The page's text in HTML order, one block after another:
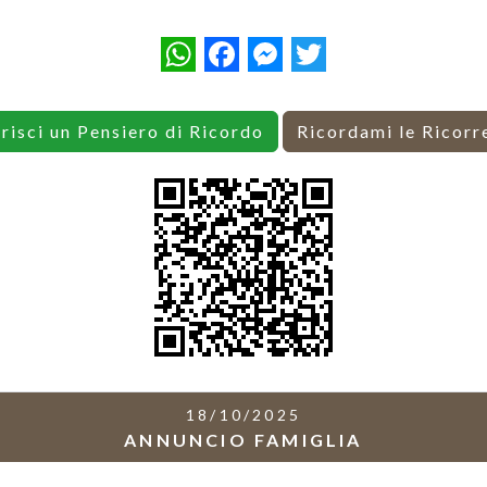
WhatsAppFacebookMessenger
Twitter
un Pensiero di Ricordo Ricordami le
18/10/2025
ANNUNCIO FAMIGLIA